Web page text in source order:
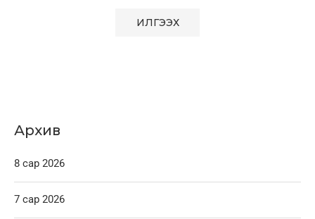
Архив
8 сар 2026
7 сар 2026